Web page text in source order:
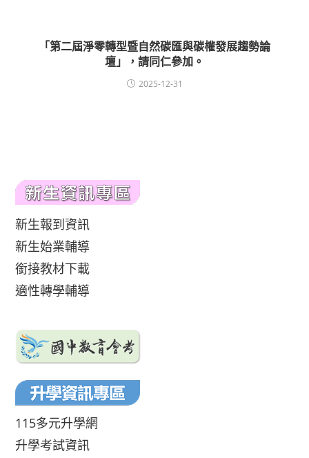
「第二屆淨零轉型暨自然碳匯與碳權發展趨勢論
壇」，請同仁參加。
2025-12-31
新生報到資訊
新生始業輔導
銜接教材下載
適性轉學輔導
115多元升學網
升學考試資訊